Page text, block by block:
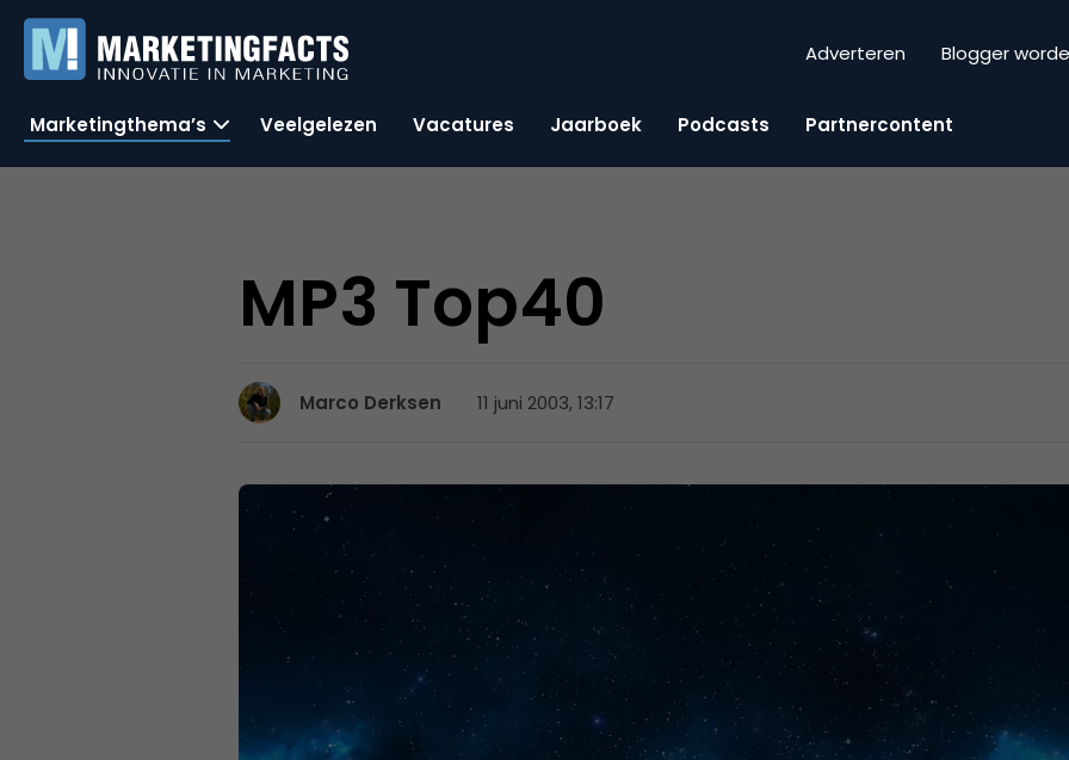
Adverteren Blogger
Marketingthema’s Veelgelezen Vacatures Jaarboek Podcasts Partnercontent
MP3 Top40
Marco Derksen 11 juni 2003, 13:17